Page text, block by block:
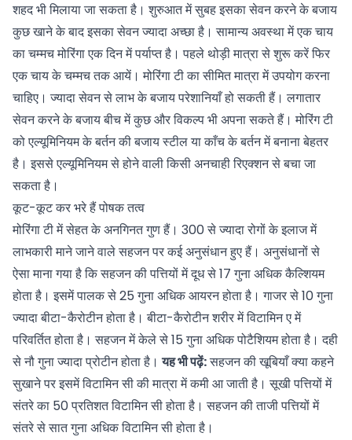
शहद भी मिलाया जा सकता है। शुरुआत में सुबह इसका सेवन करने के बजाय
कुछ खाने के बाद इसका सेवन ज्यादा अच्छा है। सामान्य अवस्था में एक चाय
का चम्मच मोरिंगा एक दिन में पर्याप्त है। पहले थोड़ी मात्रा से शुरू करें फिर
एक चाय के चम्मच तक आयें। मोरिंगा टी का सीमित मात्रा में उपयोग करना
चाहिए। ज्यादा सेवन से लाभ के बजाय परेशानियाँ हो सकती हैं। लगातार
सेवन करने के बजाय बीच में कुछ और विकल्प भी अपना सकते हैं। मोरिंग टी
को एल्यूमिनियम के बर्तन की बजाय स्टील या काँच के बर्तन में बनाना बेहतर
है। इससे एल्यूमिनियम से होने वाली किसी अनचाही रिएक्शन से बचा जा
सकता है।
कूट-कूट कर भरे हैं पोषक तत्व
मोरिंगा टी में सेहत के अनगिनत गुण हैं। 300 से ज्यादा रोगों के इलाज में
लाभकारी माने जाने वाले सहजन पर कई अनुसंधान हुए हैं। अनुसंधानों से
ऐसा माना गया है कि सहजन की पत्तियों में दूध से 17 गुना अधिक कैल्शियम
होता है। इसमें पालक से 25 गुना अधिक आयरन होता है। गाजर से 10 गुना
ज्यादा बीटा-कैरोटीन होता है। बीटा-कैरोटीन शरीर में विटामिन ए में
परिवर्तित होता है। सहजन में केले से 15 गुना अधिक पोटैशियम होता है। दही
से नौ गुना ज्यादा प्रोटीन होता है।यह भी पढ़ें:सहजन की खूबियाँ क्या कहने
सुखाने पर इसमें विटामिन सी की मात्रा में कमी आ जाती है। सूखी पत्तियों में
संतरे का 50 प्रतिशत विटामिन सी होता है। सहजन की ताजी पत्तियों में
संतरे से सात गुना अधिक विटामिन सी होता है।